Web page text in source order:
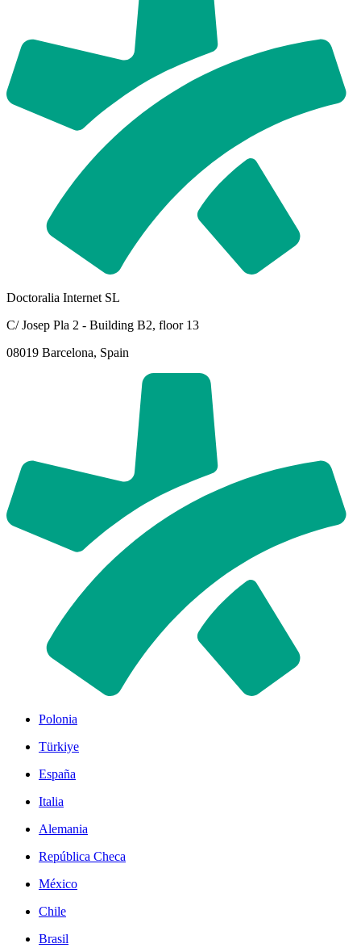
Doctoralia Internet SL
C/ Josep Pla 2 - Building B2, floor 13
08019 Barcelona, Spain
Polonia
Türkiye
España
Italia
Alemania
República Checa
México
Chile
Brasil